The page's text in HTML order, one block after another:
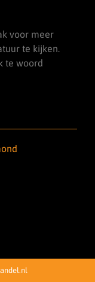
voor meer
te kijken.
te woord